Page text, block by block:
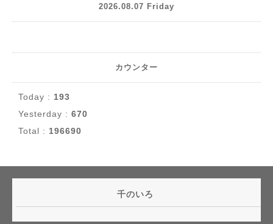
2026.08.07 Friday
カウンター
Today : 193
Yesterday : 670
Total : 196690
千のいろ